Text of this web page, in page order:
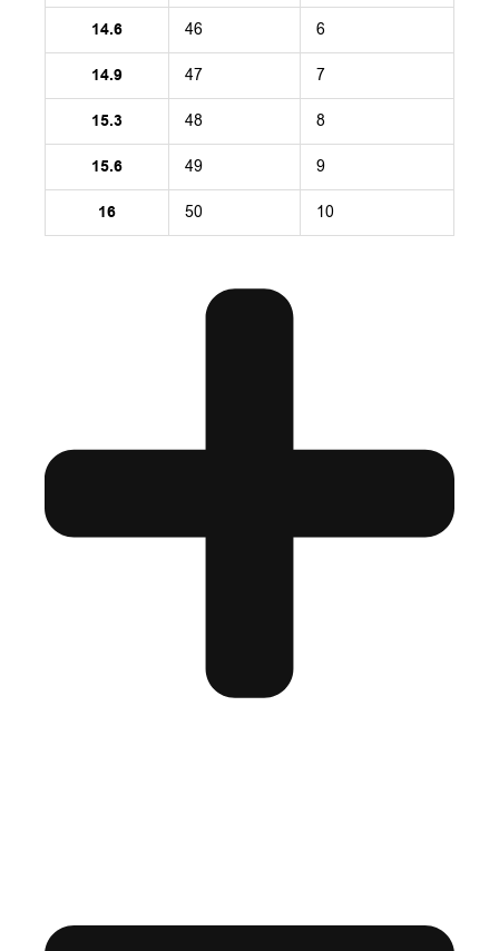
14.6 46 6
14.9 47 7
15.3 48 8
15.6 49 9
16 50 10